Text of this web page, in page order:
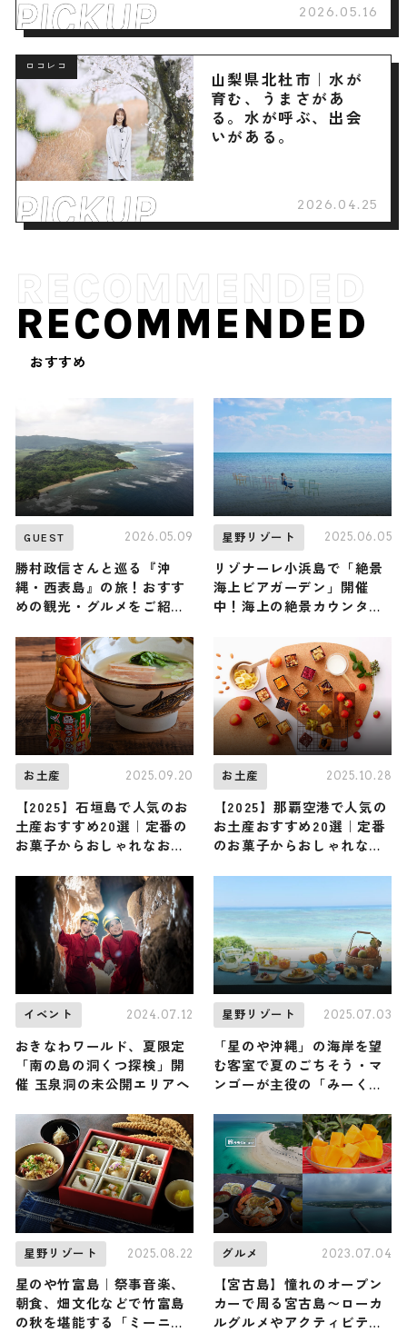
2026.05.16
ロコレコ
山梨県北杜市｜水が
育む、うまさがあ
る。水が呼ぶ、出会
いがある。
2026.04.25
RECOMMENDED
おすすめ
GUEST 2026.05.09
勝村政信さんと巡る『沖
縄・西表島』の旅！おすす
めの観光・グルメをご紹介
星野リゾート 2025.06.05
リゾナーレ小浜島で「絶景
海上ビアガーデン」開催
中！海上の絶景カウンター
お土産 2025.09.20
【2025】石垣島で人気のお
土産おすすめ20選｜定番の
お菓子からおしゃれなお土
紹介
お土産 2025.10.28
【2025】那覇空港で人気の
お土産おすすめ20選｜定番
のお菓子からおしゃれなお
く紹介
イベント 2024.07.12
おきなわワールド、夏限定
「南の島の洞くつ探検」開
催 玉泉洞の未公開エリアへ
星野リゾート 2025.07.03
「星のや沖縄」の海岸を望
む客室で夏のごちそう・マ
ンゴーが主役の「みーくふ
星野リゾート 2025.08.22
星のや竹富島｜祭事音楽、
朝食、畑文化などで竹富島
の秋を堪能する「ミーニシ
グルメ 2023.07.04
【宮古島】憧れのオープン
カーで周る宮古島〜ローカ
ルグルメやアクティビティ